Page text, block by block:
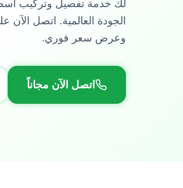
لك خدمة تفصيل وتركيب
الجودة العالمية. اتصل الآن
وعرض سعر فوري.
اتصل الآن مجاناً